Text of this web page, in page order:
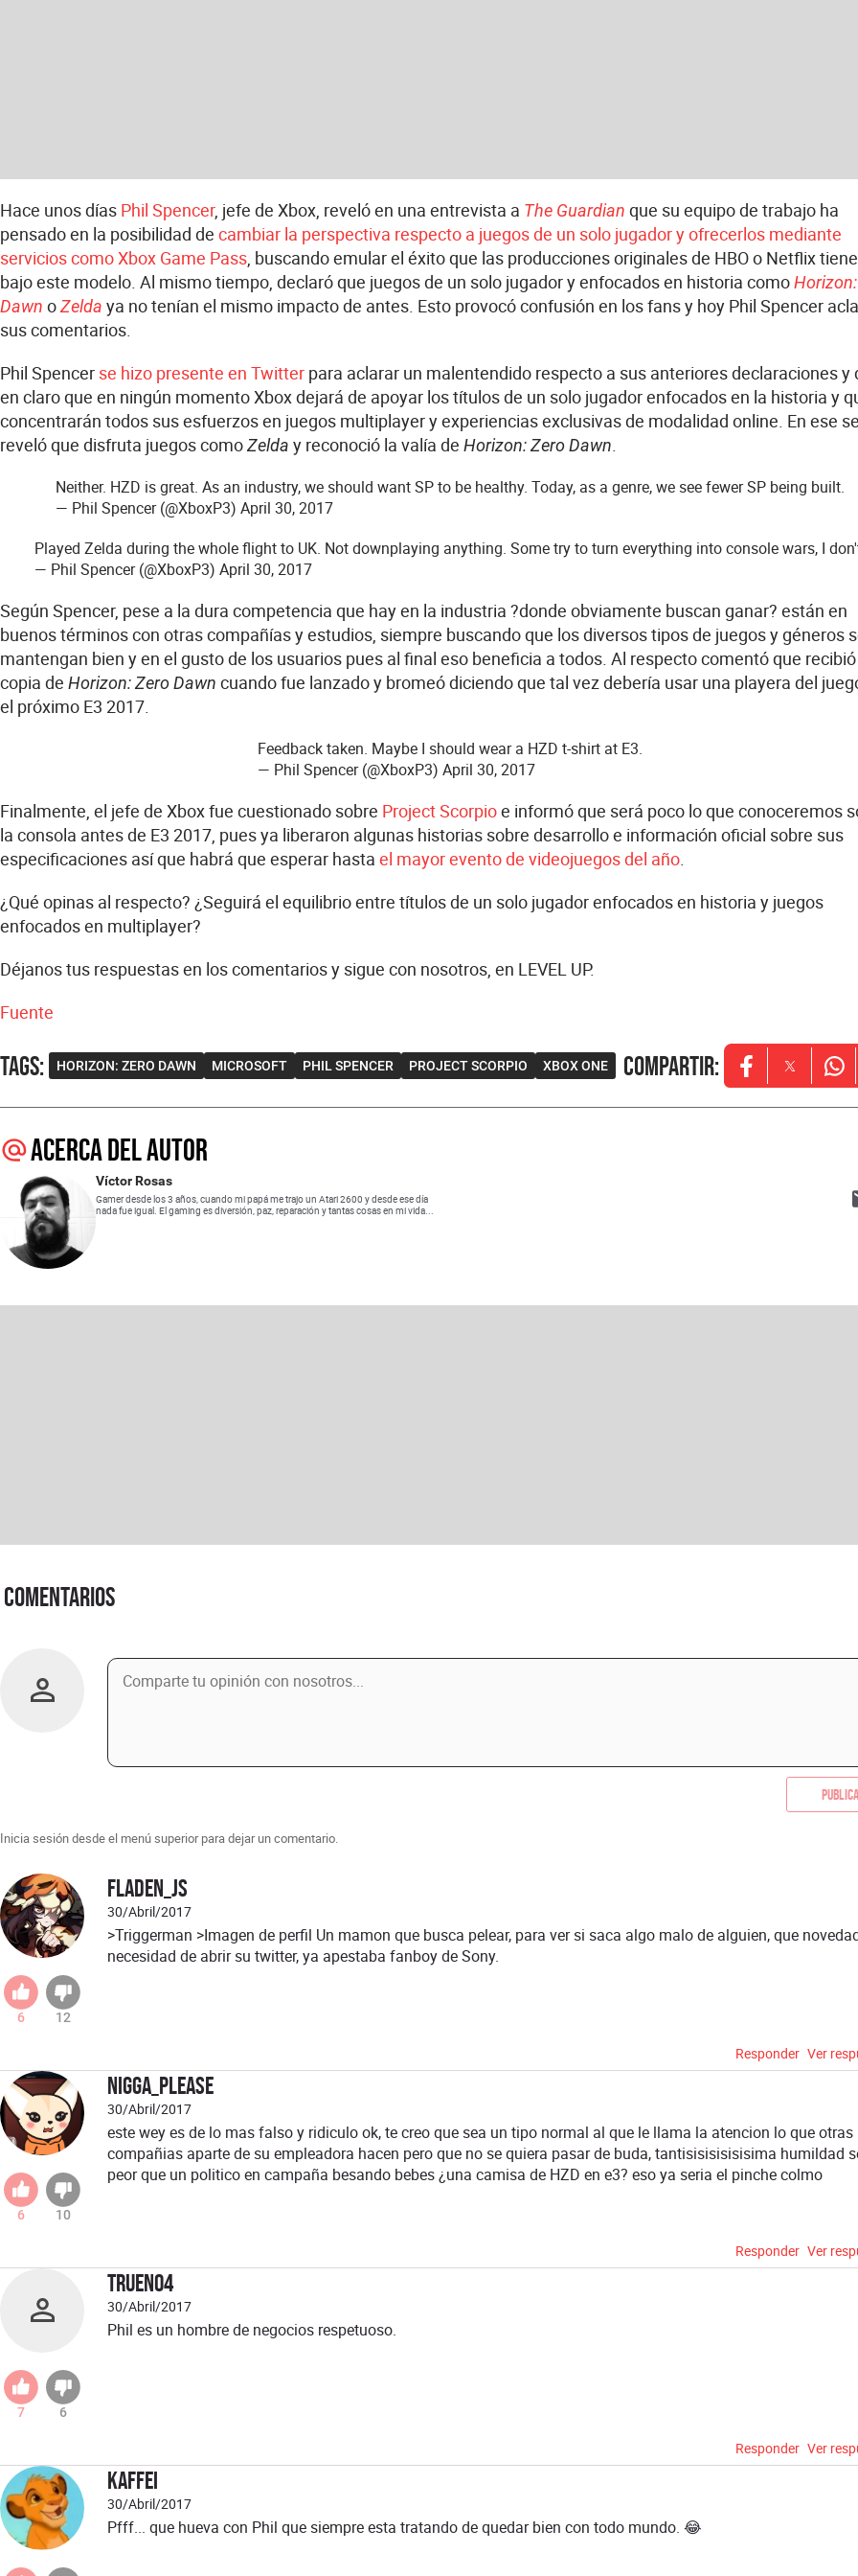
Hace unos días Phil Spencer, jefe de Xbox, reveló en una entrevista a The Guardian que su equipo de trabajo ha
pensado en la posibilidad de cambiar la perspectiva respecto a juegos de un solo jugador y ofrecerlos mediante
servicios como Xbox Game Pass, buscando emular el éxito que las producciones originales de HBO o Netflix
bajo este modelo. Al mismo tiempo, declaró que juegos de un solo jugador y enfocados en historia como
Dawn oZelda ya no tenían el mismo impacto de antes. Esto provocó confusión en los fans y hoy Phil Spencer
sus comentarios.
Phil Spencer se hizo presente en Twitter para aclarar un malentendido respecto a sus anteriores declaraciones y
en claro que en ningún momento Xbox dejará de apoyar los títulos de un solo jugador enfocados en la historia y
concentrarán todos sus esfuerzos en juegos multiplayer y experiencias exclusivas de modalidad online. En ese
reveló que disfruta juegos comoZelda y reconoció la valía de Horizon: Zero Dawn.
Neither. HZD is great. As an industry, we should want SP to be healthy. Today, as a genre, we see fewer SP being built.
— Phil Spencer (@XboxP3) April 30, 2017
Played Zelda during the whole flight to UK. Not downplaying anything. Some try to turn everything into console wars, I
— Phil Spencer (@XboxP3) April 30, 2017
Según Spencer, pese a la dura competencia que hay en la industria ?donde obviamente buscan ganar? están en
buenos términos con otras compañías y estudios, siempre buscando que los diversos tipos de juegos y géneros
mantengan bien y en el gusto de los usuarios pues al final eso beneficia a todos. Al respecto comentó que
copia de Horizon: Zero Dawn cuando fue lanzado y bromeó diciendo que tal vez debería usar una playera del
el próximo E3 2017.
Feedback taken. Maybe I should wear a HZD t-shirt at E3.
— Phil Spencer (@XboxP3) April 30, 2017
Finalmente, el jefe de Xbox fue cuestionado sobre Project Scorpioe informó que será poco lo que conoceremos
la consola antes de E3 2017, pues ya liberaron algunas historias sobre desarrollo e información oficial sobre sus
especificaciones así que habrá que esperar hasta el mayor evento de videojuegos del año.
¿Qué opinas al respecto? ¿Seguirá el equilibrio entre títulos de un solo jugador enfocados en historia y juegos
enfocados en multiplayer?
Déjanos tus respuestas en los comentarios y sigue con nosotros, en LEVEL UP.
Fuente
Tags: HORIZON: ZERO DAWN MICROSOFT PHIL SPENCER PROJECT SCORPIO XBOX ONE Compartir: Opens in new
Opens in
Acerca del autor
Víctor Rosas
Gamer desde los 3 años, cuando mi papá me trajo un Atari 2600 y desde ese día
nada fue igual. El gaming es diversión, paz, reparación y tantas cosas en mi vida...
Comentarios
Inicia sesión desde el menú superior para dejar un comentario.
Fladen_JS
30/Abril/2017
6 12
>Triggerman >Imagen de perfil Un mamon que busca pelear, para ver si saca algo malo de alguien, que
necesidad de abrir su twitter, ya apestaba fanboy de Sony.
Responder Ver
nigga_please
30/Abril/2017
6 10
este wey es de lo mas falso y ridiculo ok, te creo que sea un tipo normal al que le llama la atencion lo que otras
compañias aparte de su empleadora hacen pero que no se quiera pasar de buda, tantisisisisisisima humildad
peor que un politico en campaña besando bebes ¿una camisa de HZD en e3? eso ya seria el pinche colmo
Responder Ver
Trueno4
30/Abril/2017
7 6
Phil es un hombre de negocios respetuoso.
Responder Ver
Kaffei
30/Abril/2017
Pfff... que hueva con Phil que siempre esta tratando de quedar bien con todo mundo. 😂